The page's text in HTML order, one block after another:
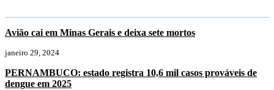
Avião cai em Minas Gerais e deixa sete mortos
janeiro 29, 2024
PERNAMBUCO: estado registra 10,6 mil casos prováveis de
dengue em 2025